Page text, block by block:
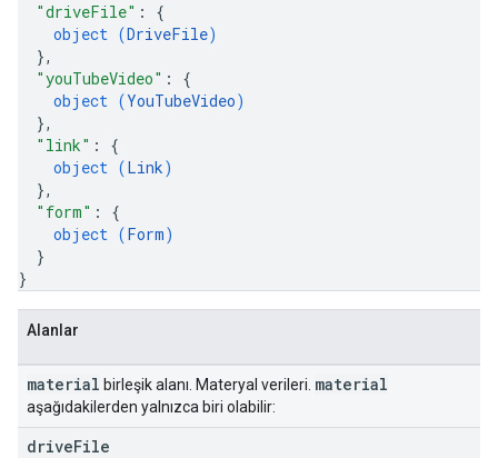
"driveFile" : {
object (DriveFile)
},
"youTubeVideo" : {
object (YouTubeVideo)
},
"link" : {
object (Link)
},
"form" : {
object (Form)
}
}
Alanlar
material birleşik alanı. Materyal verileri. material
aşağıdakilerden yalnızca biri olabilir:
driveFile